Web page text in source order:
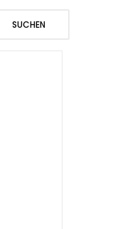
SUCHEN